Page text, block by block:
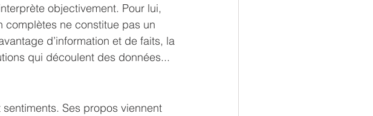
objectivement. Pour lui,
complètes ne constitue pas un
d’information et de faits, la
qui découlent des données...
Ses propos viennent